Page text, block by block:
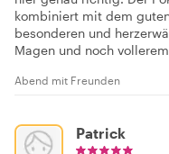
kombiniert mit dem
besonderen und
Magen und noch
Abend mit Freunden
Patrick